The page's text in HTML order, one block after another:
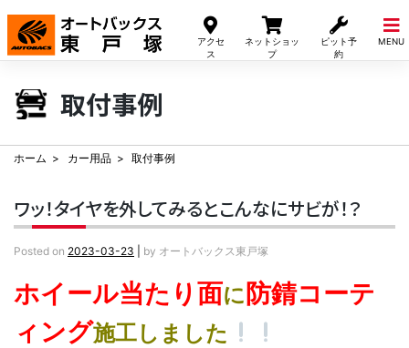
アクセ
ス
ネットショッ
プ
ピット予
約
MENU
Skip
content
取付事例
ホーム カー用品 取付事例
ワッ！タイヤを外してみるとこんなにサビが！？
Posted on 2023-03-23 by オートバックス東戸塚
ホイール当たり面に防錆コーテ
ィング施工しました